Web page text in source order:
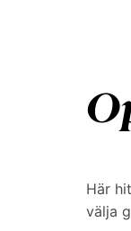
Här
välja